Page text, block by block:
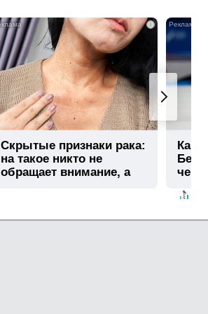
i
Скрытые признаки рака:
на такое никто не
обращает внимание, а
чем